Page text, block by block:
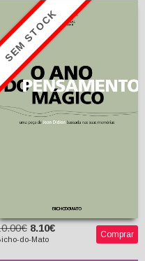
SEM STOCK
O Ano do Pensamento
Mágico
Joan Didion (tradução
de Pedro Gorman)
8.10€
do-Mato Comprar